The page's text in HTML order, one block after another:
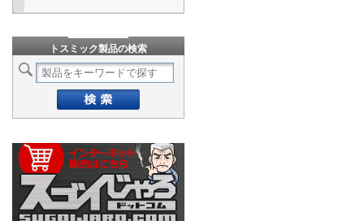
トスミック製品の検索